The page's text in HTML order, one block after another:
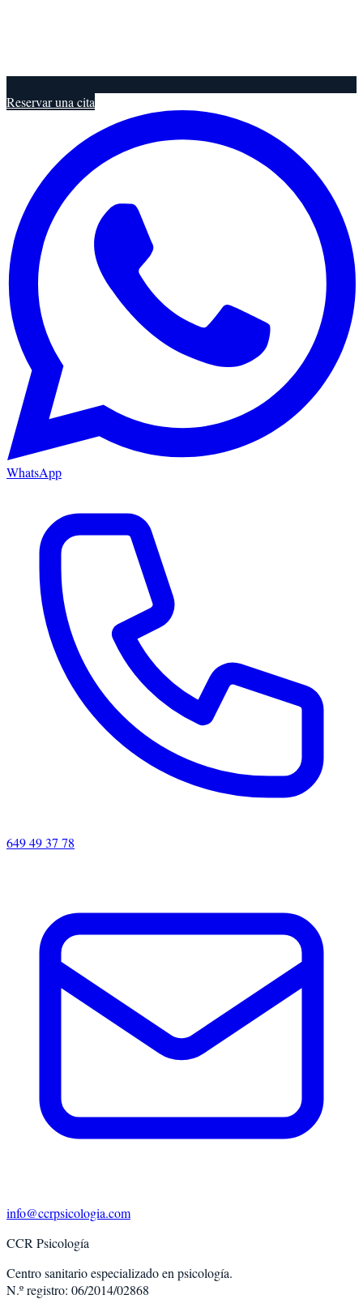
Reservar una cita
WhatsApp
649 49 37 78
info@ccrpsicologia.com
CCR Psicología
Centro sanitario especializado en psicología.
N.º registro: 06/2014/02868